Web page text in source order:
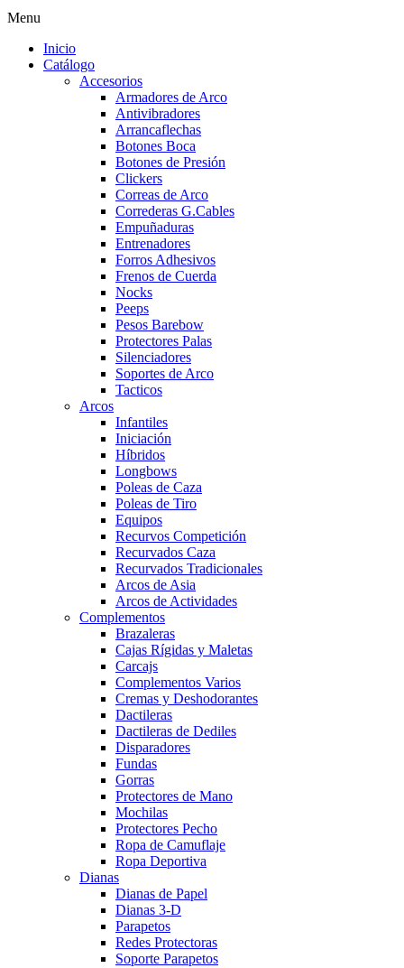
Menu
Inicio
Catálogo
Accesorios
Armadores de Arco
Antivibradores
Arrancaflechas
Botones Boca
Botones de Presión
Clickers
Correas de Arco
Correderas G.Cables
Empuñaduras
Entrenadores
Forros Adhesivos
Frenos de Cuerda
Nocks
Peeps
Pesos Barebow
Protectores Palas
Silenciadores
Soportes de Arco
Tacticos
Arcos
Infantiles
Iniciación
Híbridos
Longbows
Poleas de Caza
Poleas de Tiro
Equipos
Recurvos Competición
Recurvados Caza
Recurvados Tradicionales
Arcos de Asia
Arcos de Actividades
Complementos
Brazaleras
Cajas Rígidas y Maletas
Carcajs
Complementos Varios
Cremas y Deshodorantes
Dactileras
Dactileras de Dediles
Disparadores
Fundas
Gorras
Protectores de Mano
Mochilas
Protectores Pecho
Ropa de Camuflaje
Ropa Deportiva
Dianas
Dianas de Papel
Dianas 3-D
Parapetos
Redes Protectoras
Soporte Parapetos